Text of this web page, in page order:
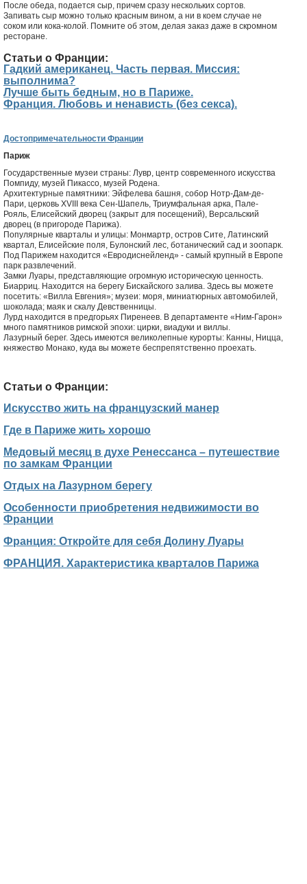
После обеда, подается сыр, причем сразу нескольких сортов.
Запивать сыр можно только красным вином, а ни в коем случае не
соком или кока-колой. Помните об этом, делая заказ даже в скромном
ресторане.
Статьи о Франции:
Гадкий американец. Часть первая. Миссия:
выполнима?
Лучше быть бедным, но в Париже.
Франция. Любовь и ненависть (без секса).
Достопримечательности Франции
Париж
Государственные музеи страны: Лувр, центр современного искусства
Помпиду, музей Пикассо, музей Родена.
Архитектурные памятники: Эйфелева башня, собор Нотр-Дам-де-
Пари, церковь XVIII века Сен-Шапель, Триумфальная арка, Пале-
Рояль, Елисейский дворец (закрыт для посещений), Версальский
дворец (в пригороде Парижа).
Популярные кварталы и улицы: Монмартр, остров Сите, Латинский
квартал, Елисейские поля, Булонский лес, ботанический сад и зоопарк.
Под Парижем находится «Евродиснейленд» - самый крупный в Европе
парк развлечений.
Замки Луары, представляющие огромную историческую ценность.
Биарриц. Находится на берегу Бискайского залива. Здесь вы можете
посетить: «Вилла Евгения»; музеи: моря, миниатюрных автомобилей,
шоколада; маяк и скалу Девственницы.
Лурд находится в предгорьях Пиренеев. В департаменте «Ним-Гарон»
много памятников римской эпохи: цирки, виадуки и виллы.
Лазурный берег. Здесь имеются великолепные курорты: Канны, Ницца,
княжество Монако, куда вы можете беспрепятственно проехать.
Статьи о Франции:
Искусство жить на французский манер
Где в Париже жить хорошо
Медовый месяц в духе Ренессанса – путешествие
по замкам Франции
Отдых на Лазурном берегу
Особенности приобретения недвижимости во
Франции
Франция: Откройте для себя Долину Луары
ФРАНЦИЯ. Характеристика кварталов Парижа